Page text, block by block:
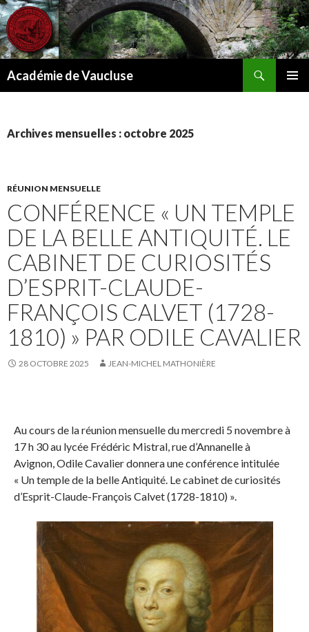
Académie de Vaucluse
Archives mensuelles : octobre 2025
RÉUNION MENSUELLE
CONFÉRENCE « UN TEMPLE
DE LA BELLE ANTIQUITÉ. LE
CABINET DE CURIOSITÉS
D’ESPRIT-CLAUDE-
FRANÇOIS CALVET (1728-
1810) » PAR ODILE CAVALIER
28 OCTOBRE 2025 JEAN-MICHEL MATHONIÈRE
Au cours de la réunion mensuelle du mercredi 5 novembre à
17 h 30 au lycée Frédéric Mistral, rue d’Annanelle à
Avignon, Odile Cavalier donnera une conférence intitulée
« Un temple de la belle Antiquité. Le cabinet de curiosités
d’Esprit-Claude-François Calvet (1728-1810) ».